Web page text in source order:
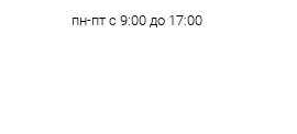
пн-пт с 9:00 до 17:00